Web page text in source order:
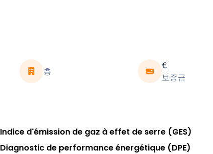
층
€
보증금
Indice d'émission de gaz à effet de serre (GES)
Diagnostic de performance énergétique (DPE)